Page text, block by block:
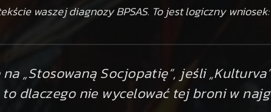
waszej diagnozy BPSAS. To jest logiczny wniosek:
„Stosowaną Socjopatię”, jeśli
dlaczego nie wycelować tej broni w